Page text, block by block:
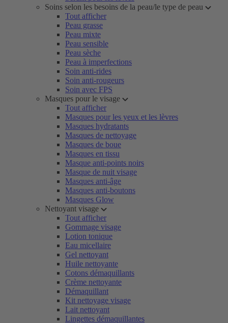
Soins selon les besoins de la peau/le type de peau
Tout afficher
Peau grasse
Peau mixte
Peau sensible
Peau sèche
Peau à imperfections
Soin anti-rides
Soin anti-rougeurs
Soin avec FPS
Masques pour le visage
Tout afficher
Masques pour les yeux et les lèvres
Masques hydratants
Masques de nettoyage
Masques de boue
Masques en tissu
Masque anti-points noirs
Masque de nuit visage
Masques anti-âge
Masques anti-boutons
Masques Glow
Nettoyant visage
Tout afficher
Gommage visage
Lotion tonique
Eau micellaire
Gel nettoyant
Huile nettoyante
Cotons démaquillants
Crème nettoyante
Démaquillant
Kit nettoyage visage
Lait nettoyant
Lingettes démaquillantes